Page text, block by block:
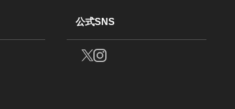
公式SNS